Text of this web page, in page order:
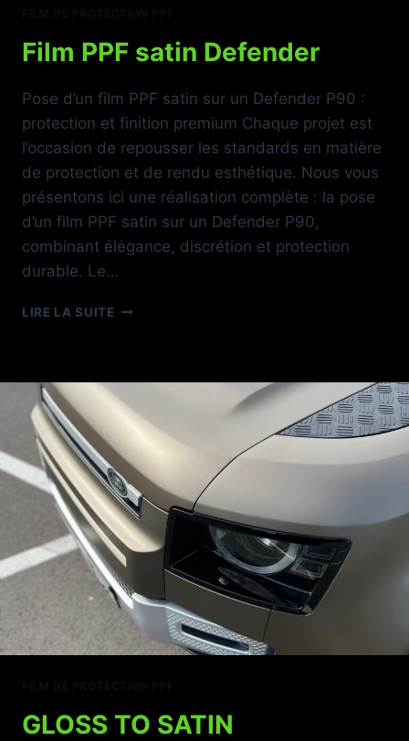
Film PPF satin Defender
Pose d’un film PPF satin sur un Defender P90 :
protection et finition premium Chaque projet est
l’occasion de repousser les standards en matière
de protection et de rendu esthétique. Nous vous
présentons ici une réalisation complète : la pose
d’un film PPF satin sur un Defender P90,
combinant élégance, discrétion et protection
durable. Le…
LIRE LA SUITEFILM
GLOSS TO SATIN